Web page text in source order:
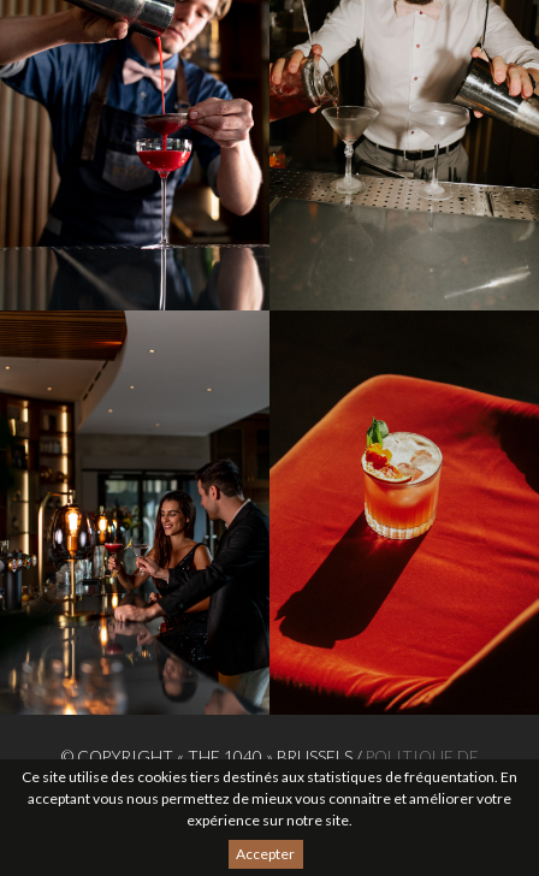
© COPYRIGHT « THE 1040 » BRUSSELS / POLITIQUE DE
CONFIDENTIALITÉ /MADE WITH LOVE BY ALINOA
Ce site utilise des cookies tiers destinés aux statistiques de fréquentation. En
acceptant vous nous permettez de mieux vous connaitre et améliorer votre
expérience sur notre site.
Accepter